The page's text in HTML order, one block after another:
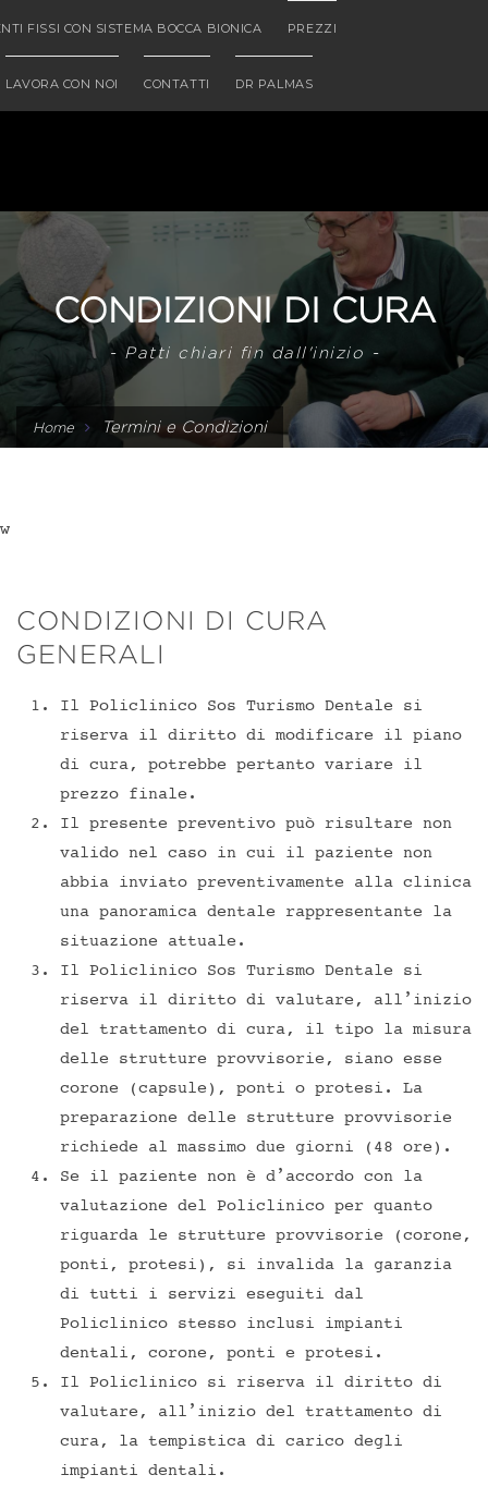
FISSI CON SISTEMA BOCCA BIONICA PREZZI
LAVORA CON NOI CONTATTI DR PALMAS
CONDIZIONI DI CURA
- Patti chiari fin dall'inizio -
Home Termini e Condizioni
w
CONDIZIONI DI CURA
GENERALI
Il Policlinico Sos Turismo Dentale si
riserva il diritto di modificare il piano
di cura, potrebbe pertanto variare il
prezzo finale.
Il presente preventivo può risultare non
valido nel caso in cui il paziente non
abbia inviato preventivamente alla clinica
una panoramica dentale rappresentante la
situazione attuale.
Il Policlinico Sos Turismo Dentale si
riserva il diritto di valutare, all’inizio
del trattamento di cura, il tipo la misura
delle strutture provvisorie, siano esse
corone (capsule), ponti o protesi. La
preparazione delle strutture provvisorie
richiede al massimo due giorni (48 ore).
Se il paziente non è d’accordo con la
valutazione del Policlinico per quanto
riguarda le strutture provvisorie (corone,
ponti, protesi), si invalida la garanzia
di tutti i servizi eseguiti dal
Policlinico stesso inclusi impianti
dentali, corone, ponti e protesi.
Il Policlinico si riserva il diritto di
valutare, all’inizio del trattamento di
cura, la tempistica di carico degli
impianti dentali.